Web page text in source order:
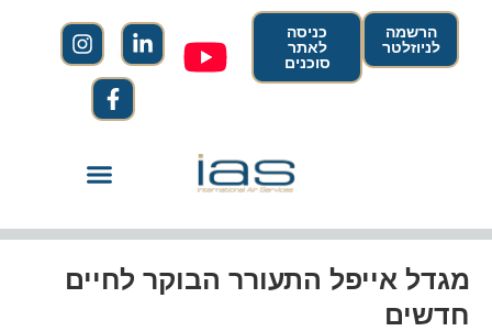
הרשמה
לניוזלטר
כניסה
לאתר
סוכנים
מגדל אייפל התעורר הבוקר לחיים
חדשים